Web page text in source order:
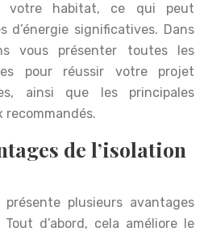
votre habitat, ce qui peut
d’énergie significatives. Dans
vous présenter toutes les
pour réussir votre projet
ainsi que les principales
de l’isolation
présente plusieurs avantages
d’abord, cela améliore le